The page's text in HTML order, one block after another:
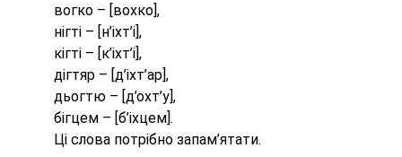
вогко – [вохко],
нігті – [н’іхт’і],
кігті – [к’іхт’і],
дігтяр – [д’іхт’ар],
дьогтю – [д’охт’у],
бігцем – [б’іхцем].
Ці слова потрібно запам’ятати.